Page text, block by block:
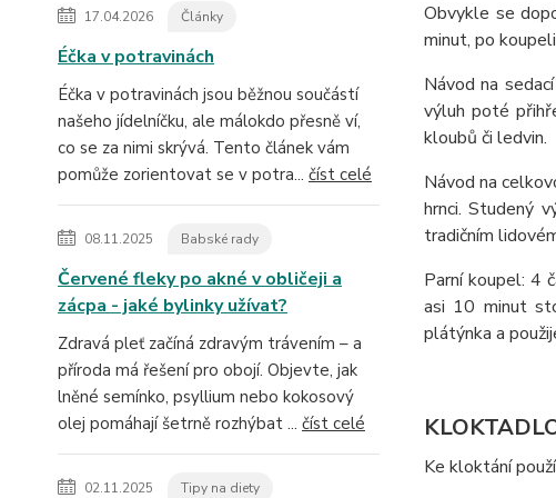
17.04.2026 Články
Éčka v potravinách
Éčka v potravinách jsou běžnou součástí
našeho jídelníčku, ale málokdo přesně ví,
co se za nimi skrývá. Tento článek vám
pomůže zorientovat se v potra... číst celé
08.11.2025 Babské rady
Červené fleky po akné v obličeji a
zácpa - jaké bylinky užívat?
Zdravá pleť začíná zdravým trávením – a
příroda má řešení pro obojí. Objevte, jak
lněné semínko, psyllium nebo kokosový
olej pomáhají šetrně rozhýbat ... číst celé
02.11.2025 Tipy na diety
Obvykle se
minut, po
Návod na
výluh poté
kloubů či ledvin.
Návod na
hrnci. Studený
tradičním
Parní koupel: 4
asi 10 minut
plátýnka a
Ke kloktání